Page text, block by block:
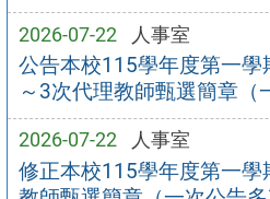
2026-07-22 人事室
公告本校115學年度第一學
～3次代理教師甄選簡章（
2026-07-22 人事室
修正本校115學年度第一